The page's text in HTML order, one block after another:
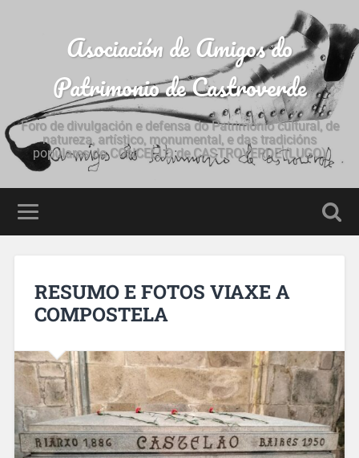
Asociación de Amigos do
Patrimonio de Castroverde
Foro de divulgación e defensa do Patrimonio cultural, de
natureza, artístico, monumental, e das tradicións
populares do CONCELLO de CASTROVERDE (LUGO)
RESUMO E FOTOS VIAXE A
COMPOSTELA